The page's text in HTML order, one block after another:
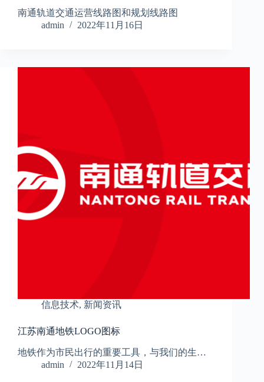
南通轨道交通运营线路图和规划线路图
admin
2022年11月16日
信息技术, 新闻资讯
江苏南通地铁LOGO图标
地铁作为市民出行的重要工具，与我们的生…
admin
2022年11月14日